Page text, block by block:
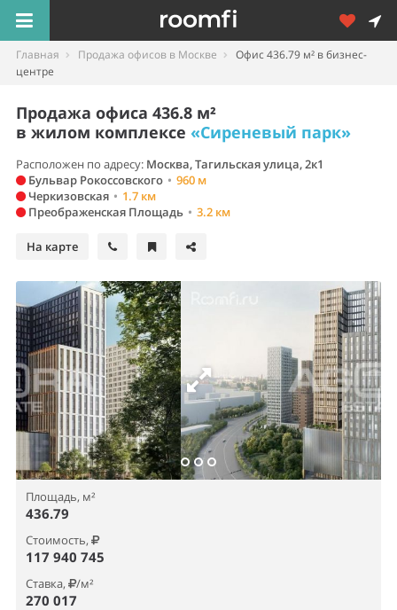
Главная Продажа офисов в Москве
Офис 436.79 м² в бизнес-
центре
Продажа офиса 436.8 м²
в жилом комплексе «Сиреневый парк»
Расположен по адресу: Москва, Тагильская улица, 2к1
Бульвар Рокоссовского • 960 м
Черкизовская • 1.7 км
Преображенская Площадь • 3.2 км
На карте
Площадь, м²
436.79
Стоимость,
117 940 745
Ставка, /м²
270 017